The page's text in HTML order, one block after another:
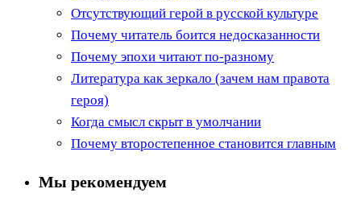
Отсутствующий герой в русской культуре
Почему читатель боится недосказанности
Почему эпохи читают по-разному
Литература как зеркало (зачем нам правота
героя)
Когда смысл скрыт в умолчании
Почему второстепенное становится главным
Мы рекомендуем